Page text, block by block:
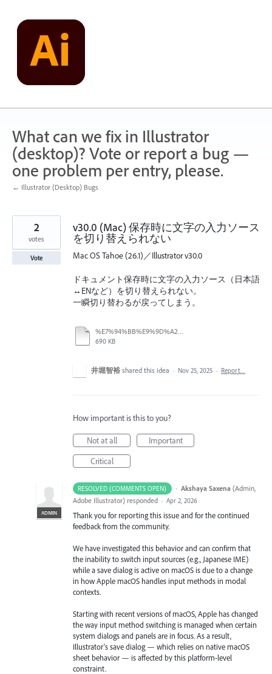
content
What can we fix in Illustrator
(desktop)? Vote or report a bug —
one problem per entry, please.
← Illustrator (Desktop) Bugs
v30.0 (Mac) 保存時に文字の入力ソース
を切り替えられない
Mac OS Tahoe (26.1)／Illustrator v30.0
ドキュメント保存時に文字の入力ソース（日本語
↔ENなど）を切り替えられない。
一瞬切り替わるが戻ってしまう。
%E7%94%BB%E9%9D%A2%E5%8F%8E%E9%8C%B2%202025-11-25%2012.21.41.mov
690 KB
2
votes
Vote
井堀智裕 shared this idea · Nov 25, 2025 · Report…
How important is this to you?
Not at all
Important
Critical
RESOLVED (COMMENTS OPEN) ·
ADMIN
Akshaya Saxena (Admin,
Adobe Illustrator) responded · Apr 2, 2026
Thank you for reporting this issue and for the continued
feedback from the community.
We have investigated this behavior and can confirm that
the inability to switch input sources (e.g., Japanese IME)
while a save dialog is active on macOS is due to a change
in how Apple macOS handles input methods in modal
contexts.
Starting with recent versions of macOS, Apple has changed
the way input method switching is managed when certain
system dialogs and panels are in focus. As a result,
Illustrator's save dialog — which relies on native macOS
sheet behavior — is affected by this platform-level
constraint.